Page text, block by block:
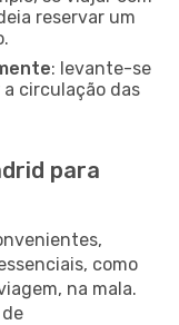
reservar um
: levante-se
circulação das
para
como
na mala.